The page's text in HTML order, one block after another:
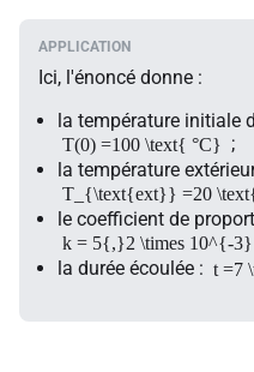
Ici, l'énoncé donne :
la température initiale
T(0) =100 \text{ °C} ;
la température
T_{\text{ext}} =20
le coefficient de
k = 5{,}2 \times 10^{-
la durée écoulée : t =7